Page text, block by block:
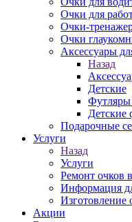
Очки для
Очки-
Очки
Аксессуары
Назад
Детские
Футляры
Детские
Подарочные
Услуги
Назад
Услуги
Ремонт очков
Информация
Изготовление
Акции